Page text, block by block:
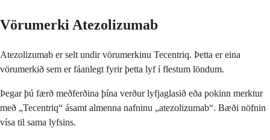
Vörumerki Atezolizumab
Atezolizumab er selt undir vörumerkinu Tecentriq. Þetta er eina
vörumerkið sem er fáanlegt fyrir þetta lyf í flestum löndum.
Þegar þú færð meðferðina þína verður lyfjaglasið eða pokinn merktur
með „Tecentriq“ ásamt almenna nafninu „atezolizumab“. Bæði nöfnin
vísa til sama lyfsins.